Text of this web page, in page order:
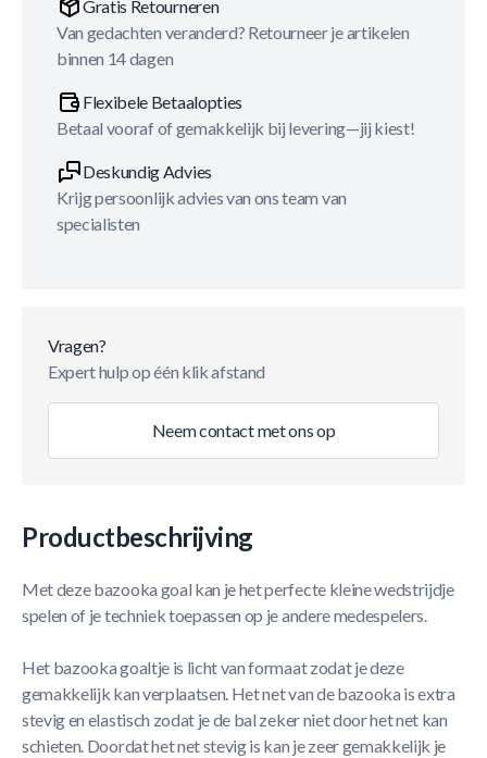
Gratis Retourneren
Van gedachten veranderd? Retourneer je artikelen
binnen 14 dagen
Flexibele Betaalopties
Betaal vooraf of gemakkelijk bij levering—jij kiest!
Deskundig Advies
Krijg persoonlijk advies van ons team van
specialisten
Vragen?
Expert hulp op één klik afstand
Neem contact met ons op
Productbeschrijving
Met deze bazooka goal kan je het perfecte kleine wedstrijdje
spelen of je techniek toepassen op je andere medespelers.
Het bazooka goaltje is licht van formaat zodat je deze
gemakkelijk kan verplaatsen. Het net van de bazooka is extra
stevig en elastisch zodat je de bal zeker niet door het net kan
schieten. Doordat het net stevig is kan je zeer gemakkelijk je